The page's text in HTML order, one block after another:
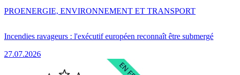
Incendies ravageurs : l'exécutif européen reconnaît être submergé
27.07.2026
PROENERGIE, ENVIRONNEMENT ET TRANSPORT